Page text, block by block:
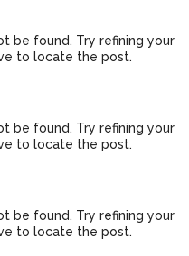
be found. Try refining your
to locate the post.
be found. Try refining your
to locate the post.
be found. Try refining your
to locate the post.